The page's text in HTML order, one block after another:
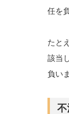
任を
たと
該当
負い
不